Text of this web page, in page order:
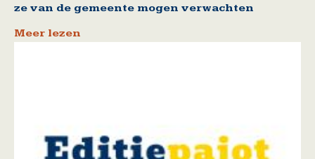
ze van de gemeente mogen verwachten
Meer lezen